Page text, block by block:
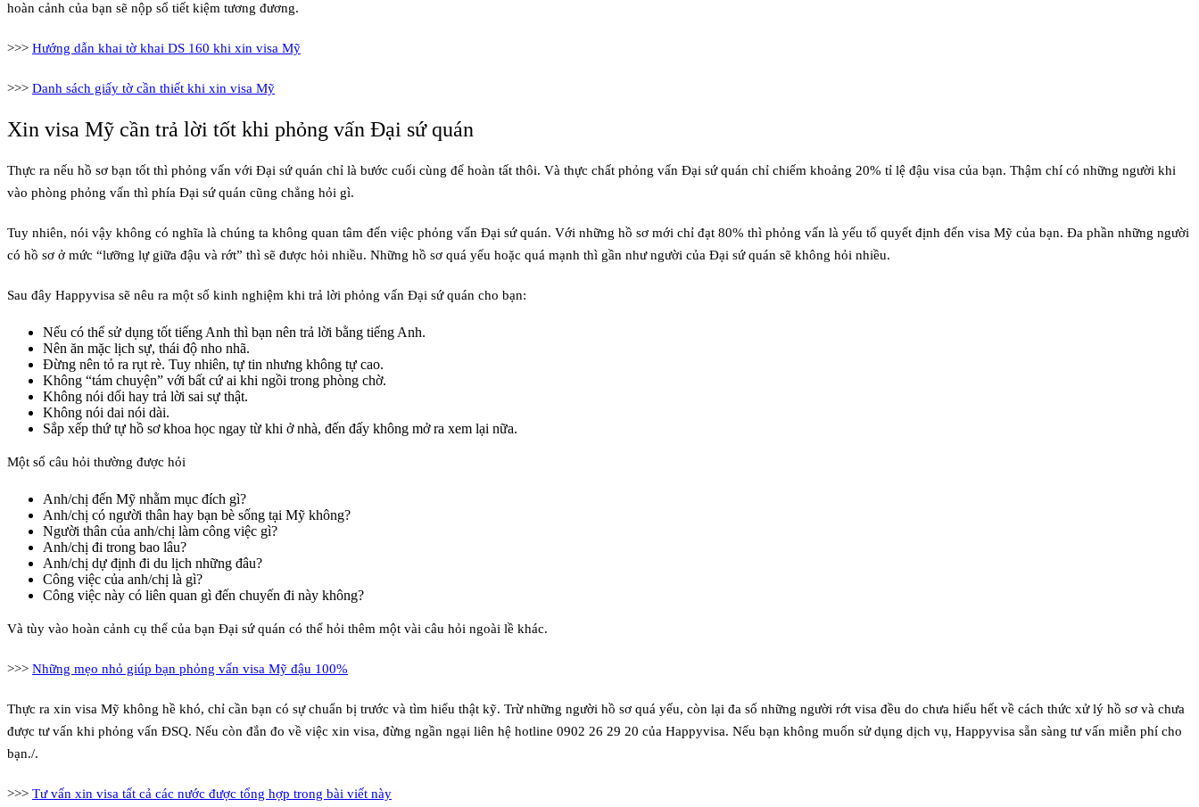
hoàn cảnh của bạn sẽ nộp sổ tiết kiệm tương đương.
>>> Hướng dẫn khai tờ khai DS 160 khi xin visa Mỹ
>>> Danh sách giấy tờ cần thiết khi xin visa Mỹ
Xin visa Mỹ cần trả lời tốt khi phỏng vấn Đại sứ quán
Thực ra nếu hồ sơ bạn tốt thì phỏng vấn với Đại sứ quán chỉ là bước cuối cùng để hoàn tất thôi. Và thực chất phỏng vấn Đại sứ quán chỉ chiếm khoảng 20% tỉ lệ đậu visa của bạn. Thậm chí có những người khi
vào phòng phỏng vấn thì phía Đại sứ quán cũng chẳng hỏi gì.
Tuy nhiên, nói vậy không có nghĩa là chúng ta không quan tâm đến việc phỏng vấn Đại sứ quán. Với những hồ sơ mới chỉ đạt 80% thì phỏng vấn là yếu tố quyết định đến visa Mỹ của bạn. Đa phần những người
có hồ sơ ở mức “lưỡng lự giữa đậu và rớt” thì sẽ được hỏi nhiều. Những hồ sơ quá yếu hoặc quá mạnh thì gần như người của Đại sứ quán sẽ không hỏi nhiều.
Sau đây Happyvisa sẽ nêu ra một số kinh nghiệm khi trả lời phỏng vấn Đại sứ quán cho bạn:
Nếu có thể sử dụng tốt tiếng Anh thì bạn nên trả lời bằng tiếng Anh.
Nên ăn mặc lịch sự, thái độ nho nhã.
Đừng nên tỏ ra rụt rè. Tuy nhiên, tự tin nhưng không tự cao.
Không “tám chuyện” với bất cứ ai khi ngồi trong phòng chờ.
Không nói dối hay trả lời sai sự thật.
Không nói dai nói dài.
Sắp xếp thứ tự hồ sơ khoa học ngay từ khi ở nhà, đến đấy không mở ra xem lại nữa.
Một số câu hỏi thường được hỏi
Anh/chị đến Mỹ nhằm mục đích gì?
Anh/chị có người thân hay bạn bè sống tại Mỹ không?
Người thân của anh/chị làm công việc gì?
Anh/chị đi trong bao lâu?
Anh/chị dự định đi du lịch những đâu?
Công việc của anh/chị là gì?
Công việc này có liên quan gì đến chuyến đi này không?
Và tùy vào hoàn cảnh cụ thể của bạn Đại sứ quán có thể hỏi thêm một vài câu hỏi ngoài lề khác.
>>> Những mẹo nhỏ giúp bạn phỏng vấn visa Mỹ đậu 100%
Thực ra xin visa Mỹ không hề khó, chỉ cần bạn có sự chuẩn bị trước và tìm hiểu thật kỹ. Trừ những người hồ sơ quá yếu, còn lại đa số những người rớt visa đều do chưa hiểu hết về cách thức xử lý hồ sơ và chưa
được tư vấn khi phỏng vấn ĐSQ. Nếu còn đắn đo về việc xin visa, đừng ngần ngại liên hệ hotline 0902 26 29 20 của Happyvisa. Nếu bạn không muốn sử dụng dịch vụ, Happyvisa sẵn sàng tư vấn miễn phí cho
bạn./.
>>> Tư vấn xin visa tất cả các nước được tổng hợp trong bài viết này